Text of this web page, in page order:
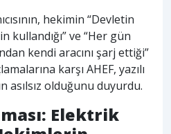
hekimin “Devletin
kullandığı” ve “Her gün
kendi aracını şarj ettiği”
karşı AHEF, yazılı
asılsız olduğunu duyurdu.
Elektrik